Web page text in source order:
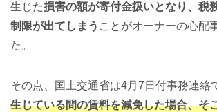
生じた損害の額が寄付金扱いとなり、税
制限が出てしまう ことがオーナーの心配
た。
その点、国土交通省は4月7日付事務連絡
生じている間の賃料を減免した場合、そ